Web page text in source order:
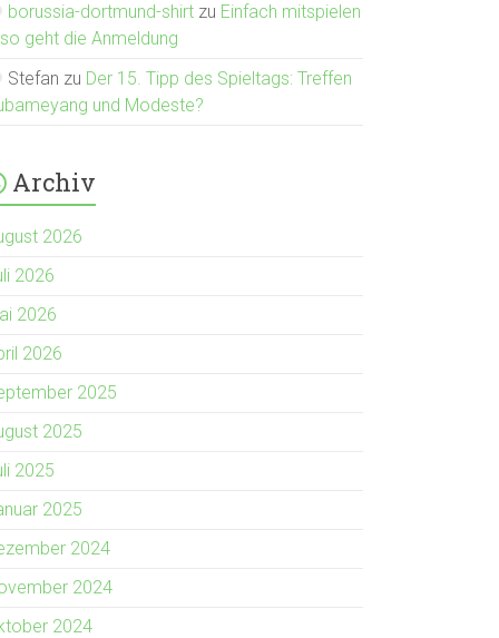
borussia-dortmund-shirt zu Einfach mitspielen
geht die Anmeldung
Stefan zu Der 15. Tipp des Spieltags: Treffen
und Modeste?
Archiv
2026
2026
2026
2026
2025
2025
2025
2025
2024
2024
2024